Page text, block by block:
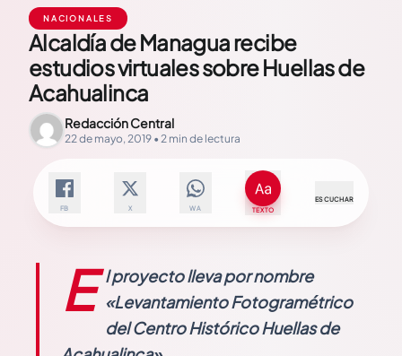
NACIONALES
Alcaldía de Managua recibe
estudios virtuales sobre Huellas de
Acahualinca
Redacción Central
22 de mayo, 2019 • 2 min de lectura
FB X WA TEXTO
ESCUCHAR
E l proyecto lleva por nombre
«Levantamiento Fotogramétrico
del Centro Histórico Huellas de